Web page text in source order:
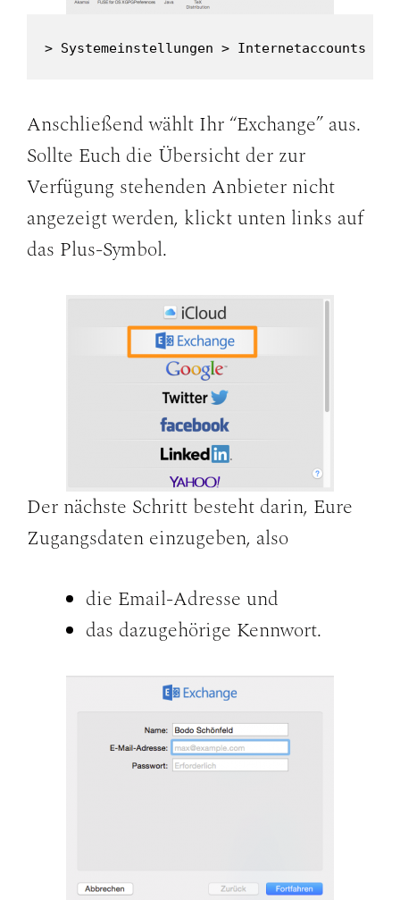
> Systemeinstellungen > Internetaccounts
Anschließend wählt Ihr “Exchange” aus.
Sollte Euch die Übersicht der zur
Verfügung stehenden Anbieter nicht
angezeigt werden, klickt unten links auf
das Plus-Symbol.
Der nächste Schritt besteht darin, Eure
Zugangsdaten einzugeben, also
die Email-Adresse und
das dazugehörige Kennwort.